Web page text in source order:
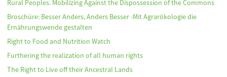
Rural Peoples. Mobilizing Against the Dispossession of the Commons
Broschüre: Besser Anders, Anders Besser -Mit Agrarökologie die
Ernährungswende gestalten
Right to Food and Nutrition Watch
Furthering the realization of all human rights
The Right to Live off their Ancestral Lands